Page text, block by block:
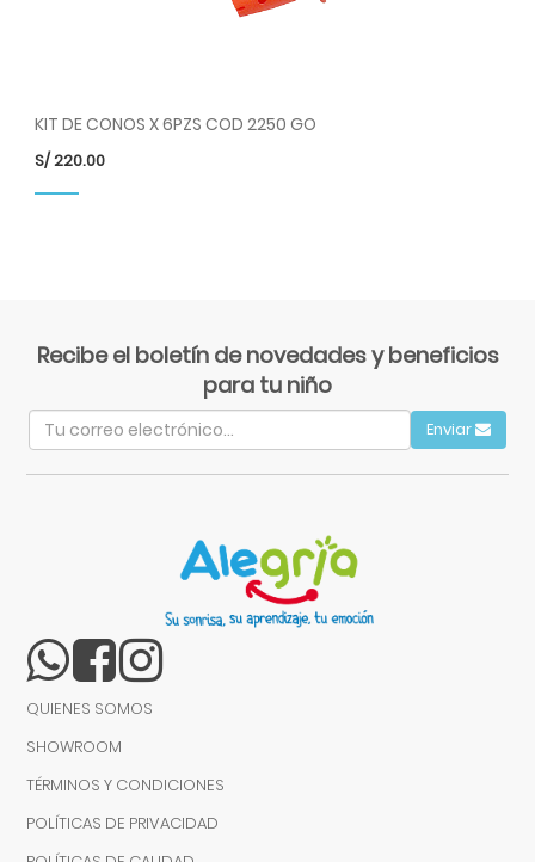
KIT DE CONOS X 6PZS COD 2250 GO
S/220.00
Recibe el boletín de novedades y beneficios
para tu niño
Enviar
QUIENES SOMOS
SHOWROOM
TÉRMINOS Y CONDICIONES
POLÍTICAS DE PRIVACIDAD